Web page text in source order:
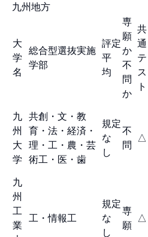
九州地方
大
学
名
総合型選抜実施
学部
評定
平
均
専
願
か
不
問
か
共
通
テ
ス
ト
九
州
大
学
共創・文・教
育・法・経済・
理・工・農・芸
術工・医・歯
規定
な
し
不
問
△
九
州
工
業
工・情報工
規定
な
し
専
願
△